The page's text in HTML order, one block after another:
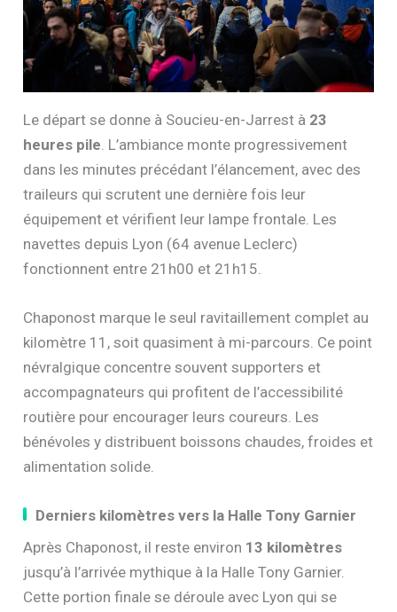
Le départ se donne à Soucieu-en-Jarrest à 23
heures pile . L’ambiance monte progressivement
dans les minutes précédant l’élancement, avec des
traileurs qui scrutent une dernière fois leur
équipement et vérifient leur lampe frontale. Les
navettes depuis Lyon (64 avenue Leclerc)
fonctionnent entre 21h00 et 21h15.
Chaponost marque le seul ravitaillement complet au
kilomètre 11, soit quasiment à mi-parcours. Ce point
névralgique concentre souvent supporters et
accompagnateurs qui profitent de l’accessibilité
routière pour encourager leurs coureurs. Les
bénévoles y distribuent boissons chaudes, froides et
alimentation solide.
Derniers kilomètres vers la Halle Tony Garnier
Après Chaponost, il reste environ 13 kilomètres
jusqu’à l’arrivée mythique à la Halle Tony Garnier.
Cette portion finale se déroule avec Lyon qui se